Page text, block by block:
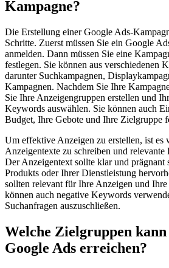
Kampagne?
Die Erstellung einer Google Ads-
Schritte. Zuerst müssen Sie ein Google
anmelden. Dann müssen Sie eine
festlegen. Sie können aus verschiedenen
darunter Suchkampagnen,
Kampagnen. Nachdem Sie Ihre
Sie Ihre Anzeigengruppen erstellen und
Keywords auswählen. Sie können auch
Budget, Ihre Gebote und Ihre Zielgruppe
Um effektive Anzeigen zu erstellen, ist es
Anzeigentexte zu schreiben und
Der Anzeigentext sollte klar und prägnant
Produkts oder Ihrer Dienstleistung
sollten relevant für Ihre Anzeigen und
können auch negative Keywords
Suchanfragen auszuschließen.
Welche Zielgruppen
Google Ads erreichen?